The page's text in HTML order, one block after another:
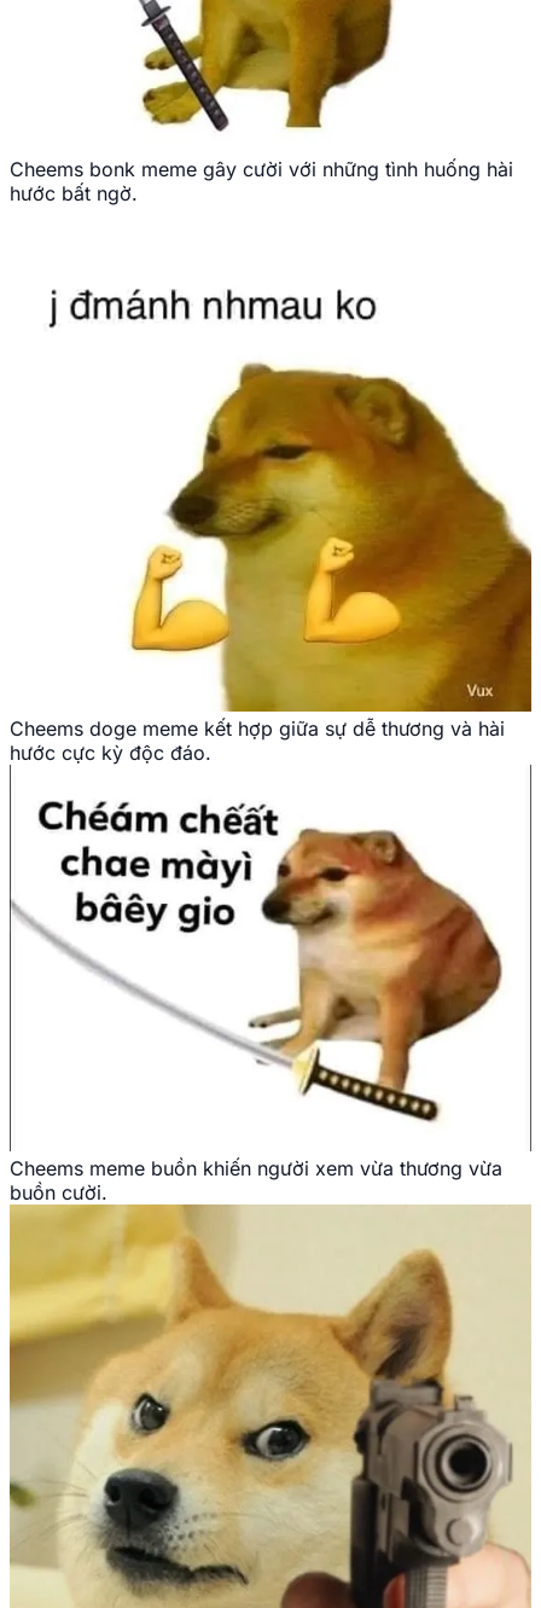
Cheems bonk meme gây cười với những tình huống hài
hước bất ngờ.
Cheems doge meme kết hợp giữa sự dễ thương và hài
hước cực kỳ độc đáo.
Cheems meme buồn khiến người xem vừa thương vừa
buồn cười.